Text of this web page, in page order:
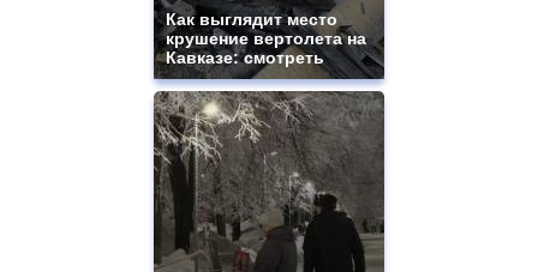
Как выглядит место
крушение вертолета на
Кавказе: смотреть